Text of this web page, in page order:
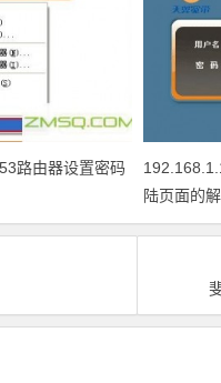
路由器设置密码
陆页面的